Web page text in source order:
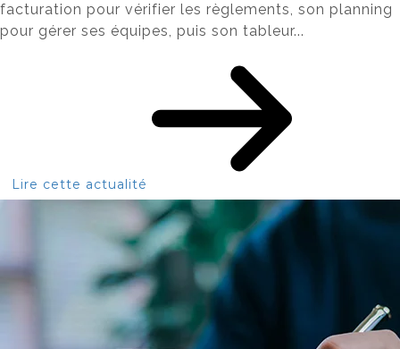
facturation pour vérifier les règlements, son planning
pour gérer ses équipes, puis son tableur...
Lire cette actualité